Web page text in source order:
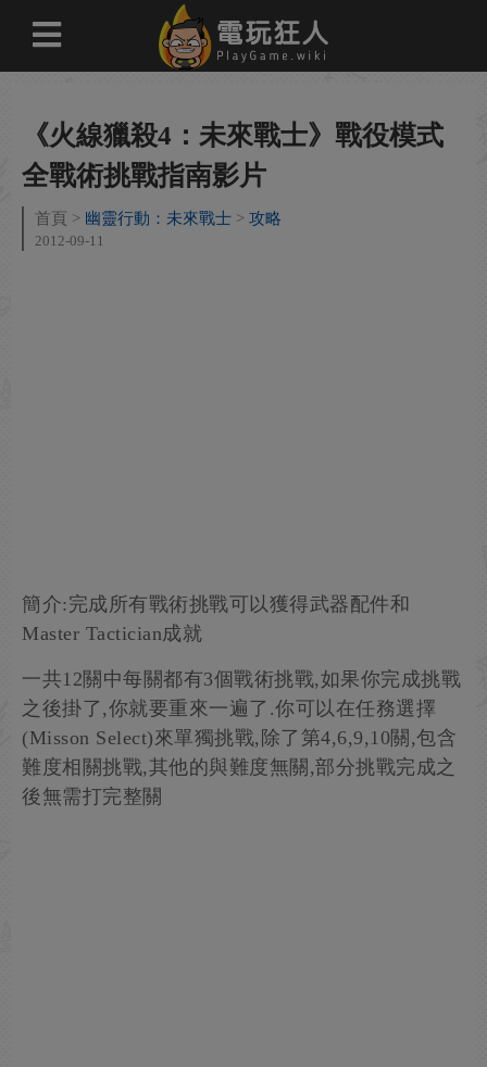
《火線獵殺4：未來戰士》戰役模式
全戰術挑戰指南影片
首頁 幽靈行動：未來戰士 攻略
2012-09-11
簡介:完成所有戰術挑戰可以獲得武器配件和
Master Tactician成就
一共12關中每關都有3個戰術挑戰,如果你完成挑戰
之後掛了,你就要重來一遍了.你可以在任務選擇
(Misson Select)來單獨挑戰,除了第4,6,9,10關,包含
難度相關挑戰,其他的與難度無關,部分挑戰完成之
後無需打完整關